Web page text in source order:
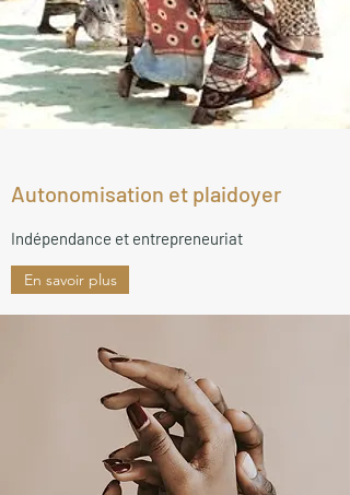
Autonomisation et plaidoyer
Indépendance et entrepreneuriat
En savoir plus